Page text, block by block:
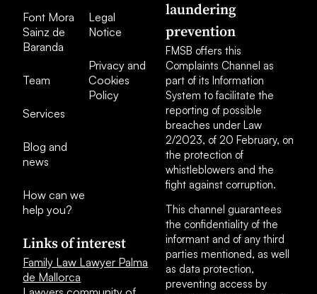
Font Mora
Sainz de
Baranda
Team
Services
Blog and
news
How can we
help you?
Legal
Notice
Privacy and
Cookies
Policy
Links of interest
Family Law Lawyer Palma
de Mallorca
laundering
prevention
FMSB offers this
Complaints Channel as
part of its Information
System to facilitate the
reporting of possible
breaches under Law
2/2023, of 20 February, on
the protection of
whistleblowers and the
fight against corruption.
This channel guarantees
the confidentiality of the
informant and of any third
parties mentioned, as well
as data protection,
preventing access by